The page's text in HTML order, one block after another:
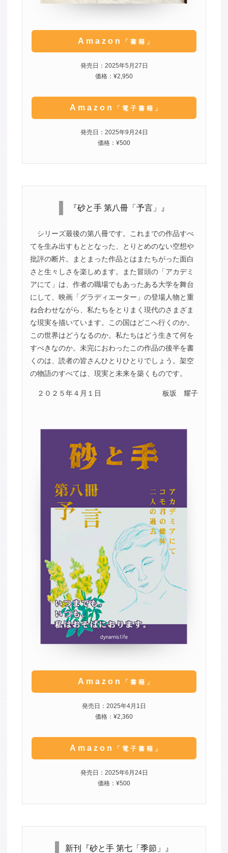
Amazon 「書籍」
発売日：2025年5月27日
価格：¥2,950
Amazon 「電子書籍」
発売日：2025年9月24日
価格：¥500
『砂と手 第八冊「予言」』
シリーズ最後の第八冊です。これまでの作品すべ
てを生み出すもととなった、とりとめのない空想や
批評の断片。まとまった作品とはまたちがった面白
さと生々しさを楽しめます。また冒頭の「アカデミ
アにて」は、作者の職場でもあったある大学を舞台
にして、映画「グラディエーター」の登場人物と重
ね合わせながら、私たちをとりまく現代のさまざま
な現実を描いています。この国はどこへ行くのか。
この世界はどうなるのか。私たちはどう生きて何を
すべきなのか。未完におわったこの作品の後半を書
くのは、読者の皆さんひとりひとりでしょう。架空
の物語のすべては、現実と未来を築くものです。
２０２５年４月１日 板坂 耀子
Amazon 「書籍」
発売日：2025年4月1日
価格：¥2,360
Amazon 「電子書籍」
発売日：2025年6月24日
価格：¥500
新刊『砂と手 第七「季節」』